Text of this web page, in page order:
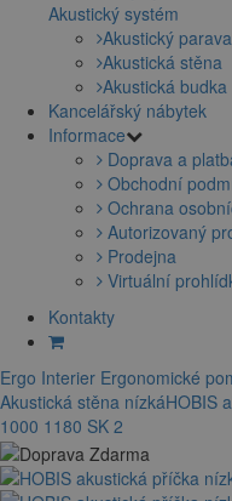
Akustický systém
Akustický
Akustická stěna
Akustická budka
Kancelářský nábytek
Informace
Doprava a
Obchodní
Ochrana
Autorizovaný
Prodejna
Virtuální
Kontakty
Ergo Interier Ergonomické
Akustická stěna nízkáHOBIS
1000 1180 SK 2